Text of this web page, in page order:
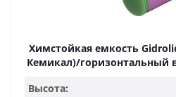
Химстойкая емкость
Кемикал)/горизонтальный
Высота: